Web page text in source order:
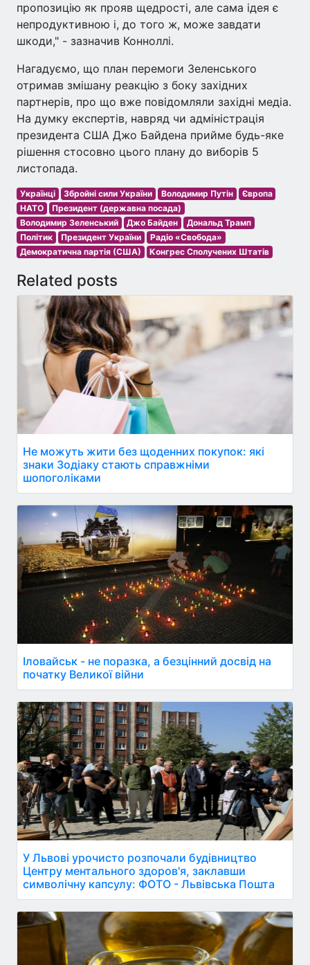
пропозицію як прояв щедрості, але сама ідея є
непродуктивною і, до того ж, може завдати
шкоди," - зазначив Конноллі.
Нагадуємо, що план перемоги Зеленського
отримав змішану реакцію з боку західних
партнерів, про що вже повідомляли західні медіа.
На думку експертів, навряд чи адміністрація
президента США Джо Байдена прийме будь-яке
рішення стосовно цього плану до виборів 5
листопада.
Українці Збройні сили України Володимир Путін
Європа
НАТО
Президент (державна посада)
Володимир Зеленський
Джо Байден
Дональд Трамп
Політик
Президент України
Радіо «Свобода»
Демократична партія (США)
Конгрес Сполучених Штатів
Related posts
Не можуть жити без щоденних покупок: які
знаки Зодіаку стають справжніми
шопоголіками
Іловайськ - не поразка, а безцінний досвід на
початку Великої війни
У Львові урочисто розпочали будівництво
Центру ментального здоров'я, заклавши
символічну капсулу: ФОТО - Львівська Пошта